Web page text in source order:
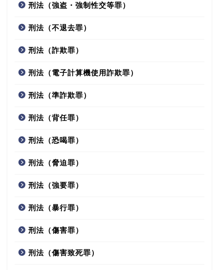
刑法（強盗・強制性交等罪）
刑法（不退去罪）
刑法（詐欺罪）
刑法（電子計算機使用詐欺罪）
刑法（準詐欺罪）
刑法（背任罪）
刑法（恐喝罪）
刑法（脅迫罪）
刑法（強要罪）
刑法（暴行罪）
刑法（傷害罪）
刑法（傷害致死罪）